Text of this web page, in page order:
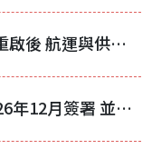
國際貨幣基金組織：荷姆茲海峽重啟後 航運與供應鏈仍需時間恢復正常
印度與歐盟自由貿易協定將於2026年12月簽署 並於2027年2月至3月生效